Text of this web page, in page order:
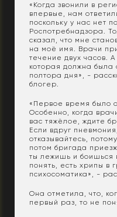
«Когда звонили в
впервые, нам
поскольку у нас нет
Роспотребнадзора.
сказал, что мне
на моё имя. Врачи
течение двух часов.
которая должна была
полтора дня», -
блогер.
«Первое время было
Особенно, когда
вас тяжёлое, ждите
Если вдруг
отказывайтесь,
потом бригада
ты лежишь и боишься
понять, есть хрипы в
психосоматика», -
Она отметила, что,
первый раз, то не